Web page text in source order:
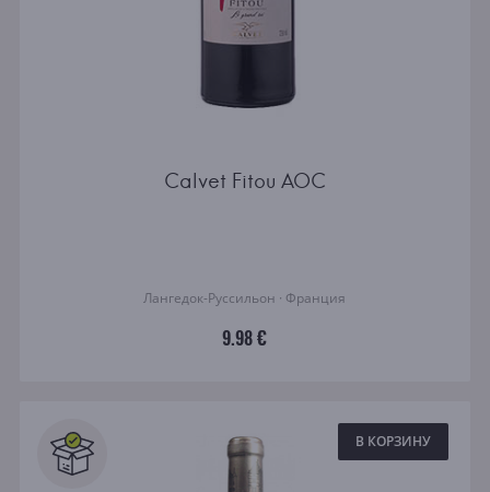
Calvet Fitou AOC
Лангедок-Руссильон · Франция
9.98 €
В КОРЗИНУ